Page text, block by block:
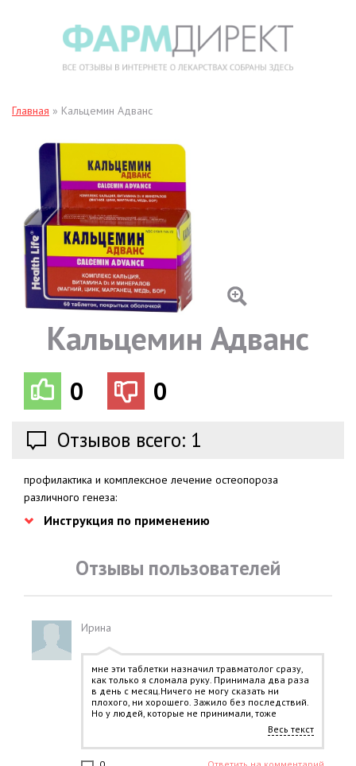
Главная » Кальцемин Адванс
Кальцемин Адванс
0 0
Отзывов всего: 1
профилактика и комплексное лечение остеопороза
различного генеза:
Инструкция по применению
Отзывы пользователей
Ирина
мне эти таблетки назначил травматолог сразу,
как только я сломала руку. Принимала два раза
в день с месяц.Ничего не могу сказать ни
плохого, ни хорошего. Зажило без последствий.
Но у людей, которые не принимали, тоже
заживало в такие же сроки. Думаю, что если ты в
Весь текст